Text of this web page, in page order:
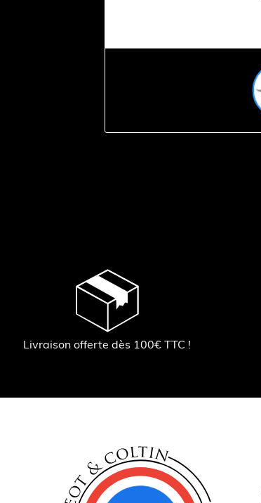
Livraison offerte dès 100€ TTC !